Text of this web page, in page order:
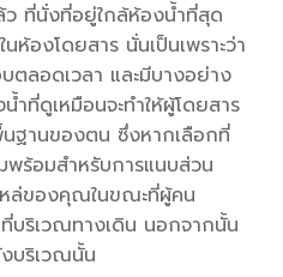
ที่นั่งที่อยู่ใกล้ห้องน้ำที่สุด
ห้องโดยสาร นั่นเป็นเพราะว่า
ตลอดเวลา และมีบางอย่าง
ำที่ดูเหมือนจะทำให้ผู้โดยสาร
ฐานของตน ซึ่งหากเลือกที่
ร้อมสำหรับการแนบส่วน
ล่ของคุณในขณะที่ผู้คน
บริเวณทางเดิน นอกจากนั้น
บริเวณนั้น